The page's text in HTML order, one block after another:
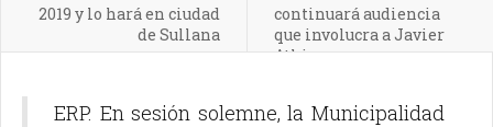
2019 y lo hará en ciudad
de Sullana
continuará audiencia
que involucra a Javier
Atkins
ERP. En sesión solemne, la Municipalidad